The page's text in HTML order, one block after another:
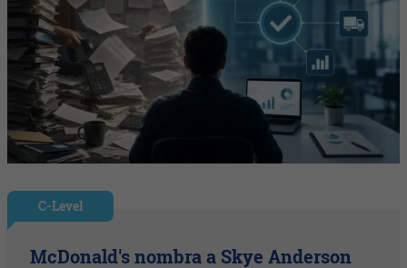
C-Level
McDonald's nombra a Skye Anderson